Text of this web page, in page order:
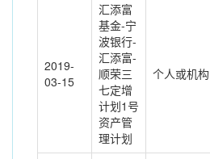
2019-
03-15
汇添富
基金-宁
波银行-
汇添富-
顺荣三
七定增
计划1号
资产管
理计划
个人或机构